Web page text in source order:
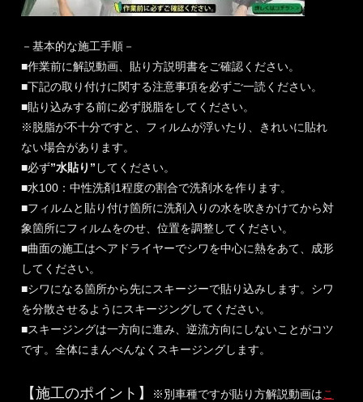
－基本的な施工手順－
■作業前に解説動画、貼り方説明書をご確認ください。
■下記の取り付けに関する注意事項を必ずご一読ください。
■貼り込みする前に必ず脱脂をしてください。
※脱脂が不十分ですと、フィルムが浮いたり、きれいに貼れ
ない場合があります。
■必ず”水貼り” してください。
■水100：中性洗剤1程度の割合で洗剤水を作ります。
■フィルムと貼り付け箇所に洗剤入りの水を吹きかけてから対
象箇所にフィルムをのせ、位置を調整してください。
■曲面の施工はヘアドライヤーでシワを中心に熱をあて、成形
してください。
■シワになる箇所から先にスキージーで貼り込みします。シワ
を分散させるようにスキージングしてください。
■スキージングは一方向に進み、逆流方向にしないことがコツ
です。全体にまんべんなくスキージングします。
【施工のポイント】 ※別車種ですが貼り方解説動画はこ